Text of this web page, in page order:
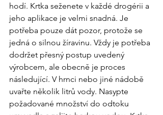
hodí. Krtka seženete v každé drogérii a
jeho aplikace je velmi snadná. Je
potřeba pouze dát pozor, protože se
jedná o silnou žíravinu. Vždy je potřeba
dodržet přesný postup uvedený
výrobcem, ale obecně je proces
následující. V hrnci nebo jiné nádobě
uvařte několik litrů vody. Nasypte
požadované množství do odtoku